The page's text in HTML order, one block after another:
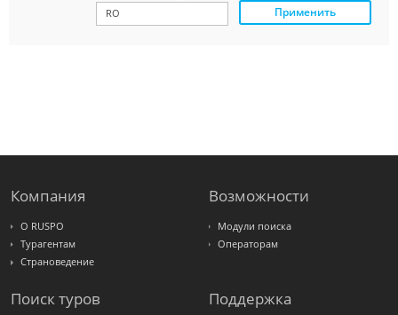
Интурист
Применить
Компания
О RUSPO
Турагентам
Страноведение
Возможности
Модули поиска
Операторам
Поиск туров Поддержка